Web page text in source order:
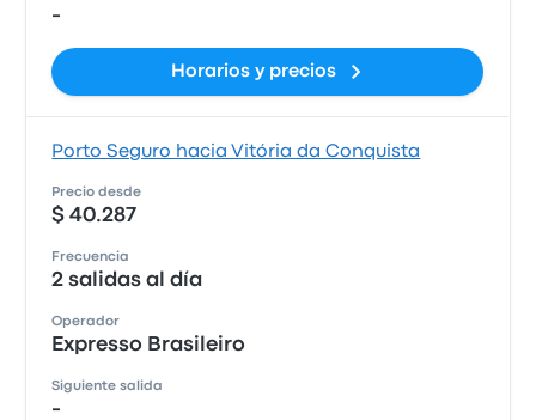
-
Horarios y precios
Porto Seguro hacia Vitória da Conquista
Precio desde
$ 40.287
Frecuencia
2 salidas al día
Operador
Expresso Brasileiro
Siguiente salida
-